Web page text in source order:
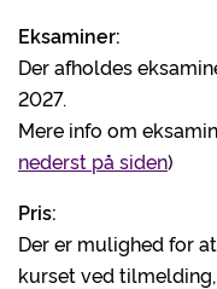
Eksaminer:
Der afholdes
2027.
Mere info om
nederst på siden)
Pris:
Der er mulighed for
kurset ved